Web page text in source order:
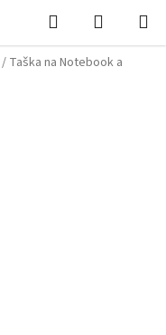
Hľadať
KOŠÍK
/ Taška na Notebook a